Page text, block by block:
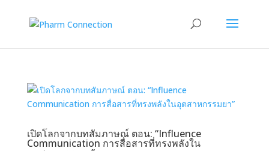
เปิดโลกจากบทสัมภาษณ์ ตอน: “Influence
Communication การสื่อสารที่ทรงพลังใน